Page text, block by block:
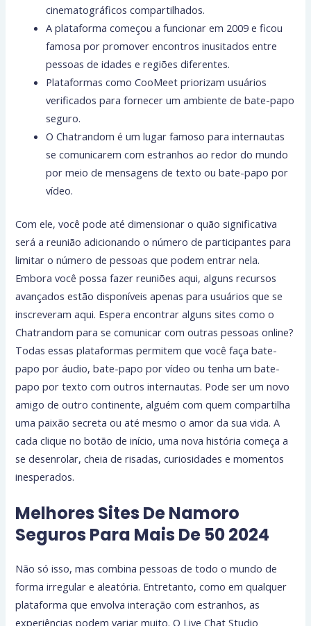
cinematográficos compartilhados.
A plataforma começou a funcionar em 2009 e ficou
famosa por promover encontros inusitados entre
pessoas de idades e regiões diferentes.
Plataformas como CooMeet priorizam usuários
verificados para fornecer um ambiente de bate-papo
seguro.
O Chatrandom é um lugar famoso para internautas
se comunicarem com estranhos ao redor do mundo
por meio de mensagens de texto ou bate-papo por
vídeo.
Com ele, você pode até dimensionar o quão significativa
será a reunião adicionando o número de participantes para
limitar o número de pessoas que podem entrar nela.
Embora você possa fazer reuniões aqui, alguns recursos
avançados estão disponíveis apenas para usuários que se
inscreveram aqui. Espera encontrar alguns sites como o
Chatrandom para se comunicar com outras pessoas online?
Todas essas plataformas permitem que você faça bate-
papo por áudio, bate-papo por vídeo ou tenha um bate-
papo por texto com outros internautas. Pode ser um novo
amigo de outro continente, alguém com quem compartilha
uma paixão secreta ou até mesmo o amor da sua vida. A
cada clique no botão de início, uma nova história começa a
se desenrolar, cheia de risadas, curiosidades e momentos
inesperados.
Melhores Sites De Namoro
Seguros Para Mais De 50 2024
Não só isso, mas combina pessoas de todo o mundo de
forma irregular e aleatória. Entretanto, como em qualquer
plataforma que envolva interação com estranhos, as
experiências podem variar muito. O Live Chat Studio